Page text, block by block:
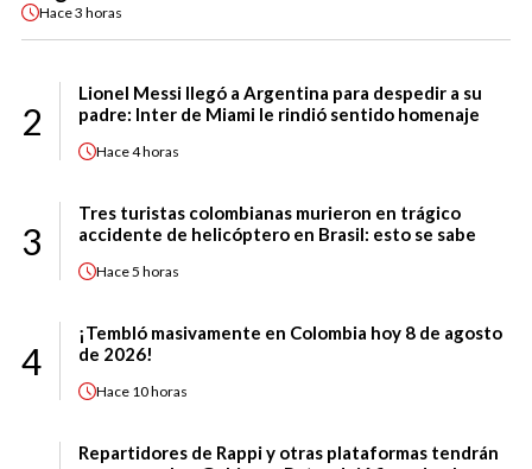
Hace3 horas
2
Lionel Messi llegó a Argentina para despedir a su
padre: Inter de Miami le rindió sentido homenaje
Hace4 horas
3
Tres turistas colombianas murieron en trágico
accidente de helicóptero en Brasil: esto se sabe
Hace5 horas
4
¡Tembló masivamente en Colombia hoy 8 de agosto
de 2026!
Hace 10 horas
Repartidores de Rappi y otras plataformas tendrán